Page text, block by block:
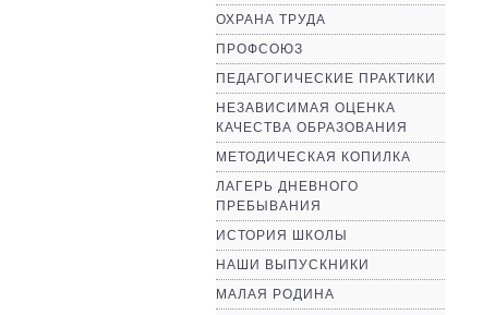
ОХРАНА ТРУДА
ПРОФСОЮЗ
ПЕДАГОГИЧЕСКИЕ ПРАКТИКИ
НЕЗАВИСИМАЯ ОЦЕНКА
КАЧЕСТВА ОБРАЗОВАНИЯ
МЕТОДИЧЕСКАЯ КОПИЛКА
ЛАГЕРЬ ДНЕВНОГО
ПРЕБЫВАНИЯ
ИСТОРИЯ ШКОЛЫ
НАШИ ВЫПУСКНИКИ
МАЛАЯ РОДИНА